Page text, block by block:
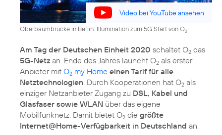
Video bei YouTube ansehen
Oberbaumbrücke in Berlin: Illumination zum 5G Start von O2
Am Tag der Deutschen Einheit 2020 schaltet O2 das
5G-Netz an. Ende des Jahres launcht O2 als erster
Anbieter mit O2 my Home einen Tarif für alle
Netztechnologien. Durch Kooperationen hat O2 als
einziger Netzanbieter Zugang zu DSL, Kabel und
Glasfaser sowie WLAN über das eigene
Mobilfunknetz. Damit bietet O2 die größte
Internet@Home-Verfügbarkeit in Deutschland an.